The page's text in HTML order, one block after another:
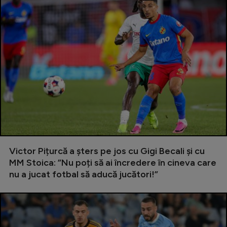
Victor Pițurcă a șters pe jos cu Gigi Becali și cu
MM Stoica: ”Nu poți să ai încredere în cineva care
nu a jucat fotbal să aducă jucători!”